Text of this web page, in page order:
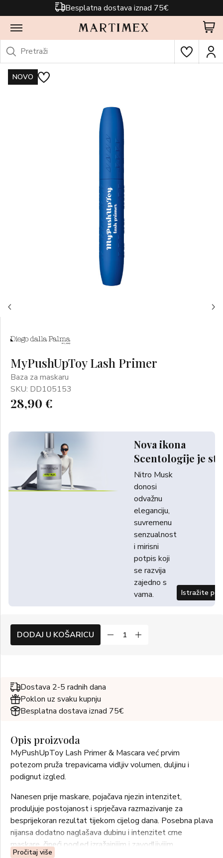
Besplatna dostava iznad 75€
NOVO
MyPushUpToy Lash Primer
Baza za maskaru
SKU: DD105153
28,90 €
Nova ikona
Scentologije je
Nitro Musk
donosi
odvažnu
eleganciju,
suvremenu
senzualnost
i mirisni
potpis koji
se razvija
zajedno s
vama.
Istražite
DODAJ U KOŠARICU
Dostava 2-5 radnih dana
Poklon uz svaku kupnju
Besplatna dostava iznad 75€
Opis proizvoda
MyPushUpToy Lash Primer & Mascara već prvim
potezom pruža trepavicama vidljiv volumen, duljinu i
podignut izgled.
Nanesen prije maskare, pojačava njezin intenzitet,
produljuje postojanost i sprječava razmazivanje za
besprijekoran rezultat tijekom cijelog dana. Posebna plava
nijansa dodatno naglašava dubinu i intenzitet crne
maskare, čineći pogled izražajnijim i zavodljivijim.
Pročitaj više